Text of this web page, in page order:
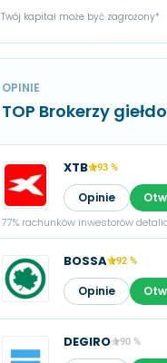
Twój kapitał może być zagrożony*
OPINIE
TOP Brokerzy
XTB 93 %
Opinie
77% rachunków inwestorów
BOSSA 92 %
Opinie
DEGIRO 90 %